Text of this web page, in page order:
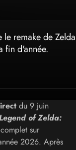
remake de
fin d'année.
du 9 juin
of Zelda:
sur
2026. Après